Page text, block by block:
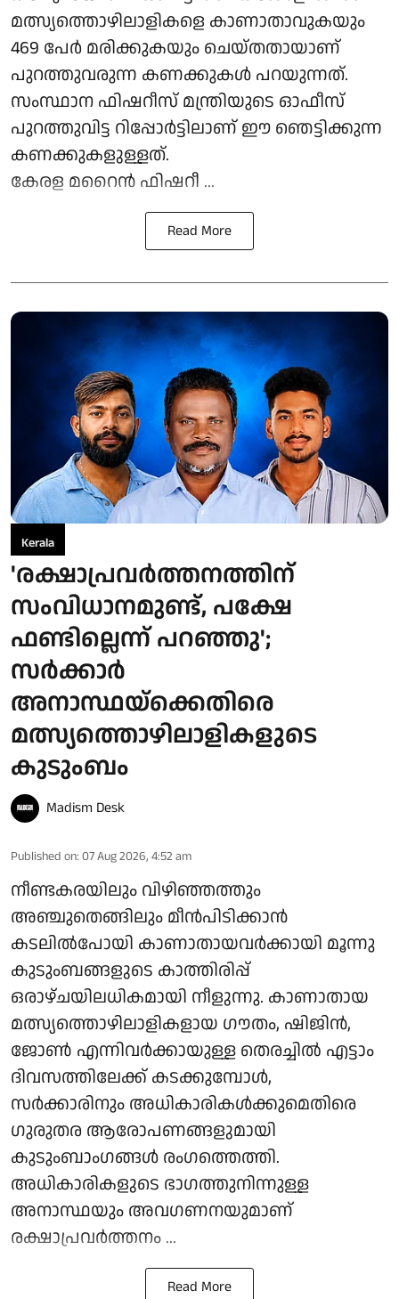
മത്സ്യത്തൊഴിലാളികളെ കാണാതാവുകയും
469 പേർ മരിക്കുകയും ചെയ്തതായാണ്
പുറത്തുവരുന്ന കണക്കുകൾ പറയുന്നത്.
സംസ്ഥാന ഫിഷറീസ് മന്ത്രിയുടെ ഓഫീസ്
പുറത്തുവിട്ട റിപ്പോർട്ടിലാണ് ഈ ഞെട്ടിക്കുന്ന
കണക്കുകളുള്ളത്.
കേരള മറൈൻ ഫിഷറീ ...
Read More
Kerala
'രക്ഷാപ്രവർത്തനത്തിന്
സംവിധാനമുണ്ട്, പക്ഷേ
ഫണ്ടില്ലെന്ന് പറഞ്ഞു';
സർക്കാർ
അനാസ്ഥയ്ക്കെതിരെ
മത്സ്യത്തൊഴിലാളികളുടെ
കുടുംബം
Madism Desk
Published on: 07 Aug 2026, 4:52 am
നീണ്ടകരയിലും വിഴിഞ്ഞത്തും
അഞ്ചുതെങ്ങിലും മീൻപിടിക്കാൻ
കടലിൽപോയി കാണാതായവർക്കായി മൂന്നു
കുടുംബങ്ങളുടെ കാത്തിരിപ്പ്
ഒരാഴ്ചയിലധികമായി നീളുന്നു. കാണാതായ
മത്സ്യത്തൊഴിലാളികളായ ഗൗതം, ഷിജിൻ,
ജോൺ എന്നിവർക്കായുള്ള തെരച്ചിൽ എട്ടാം
ദിവസത്തിലേക്ക് കടക്കുമ്പോൾ,
സർക്കാരിനും അധികാരികൾക്കുമെതിരെ
ഗുരുതര ആരോപണങ്ങളുമായി
കുടുംബാംഗങ്ങൾ രംഗത്തെത്തി.
അധികാരികളുടെ ഭാഗത്തുനിന്നുള്ള
അനാസ്ഥയും അവഗണനയുമാണ്
രക്ഷാപ്രവർത്തനം ...
Read More